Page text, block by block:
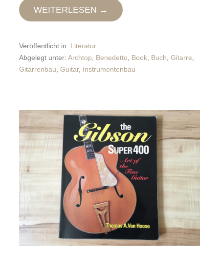
WEITERLESEN →
Veröffentlicht in: Literatur
Abgelegt unter: Archtop, Benedetto, Book, Buch, Gitarre,
Gitarrenbau, Guitar, Instrumentenbau